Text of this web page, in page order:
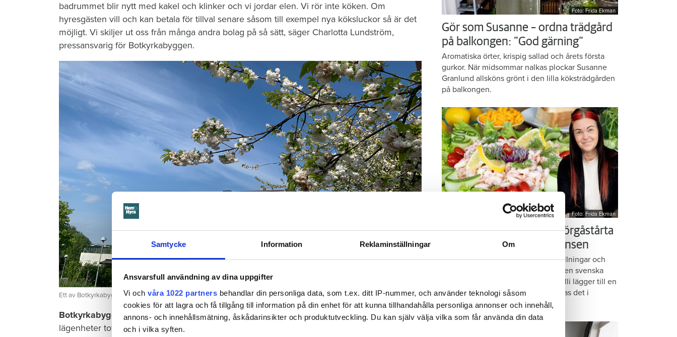
Samtycke Information Reklaminställningar Om
Ansvarsfull användning av dina uppgifter
Vi och våra 1022 partners behandlar din personliga data, som t.ex. ditt IP-nummer, och använder teknologi såsom
cookies för att lagra och få tillgång till information på din enhet för att kunna tillhandahålla personliga annonser och innehåll,
annons- och innehållsmätning, åskådarinsikter och produktutveckling. Du kan själv välja vilka som får använda din data
och i vilka syften.
badrummet blir nytt med kakel och klinker och vi jordar elen. Vi rör inte köken. Om
hyresgästen vill och kan betala för tillval senare såsom till exempel nya köksluckor så är det
möjligt. Vi skiljer ut oss från många andra bolag på så sätt, säger Charlotta Lundström,
pressansvarig för Botkyrkabyggen.
Ett av Botkyrkabyggens hus i Fittja.
Botkyrkabyggen har idagsläget cirka 10 800 lägenheter i beståndet. Av dem är 99
lägenheter totalrenoverade där gamla kök ersatts med nya. Men det var innan den nya
Foto: Frida Ekman
Gör som Susanne – ordna trädgård
på balkongen: ”God gärning”
Aromatiska örter, krispig sallad och årets första
gurkor. När midsommar nalkas plockar Susanne
Granlund allsköns grönt i den lilla köksträdgården
på balkongen.
Foto: Frida Ekman
Messi älskar Victorias smörgåstårta
– trots den galna ingrediensen
Formbrödsskivor i rader, krämiga fyllningar och
krispiga grönsaker. Det är basen i den svenska
klassikern smörgåstårta. Victoria Lalli lägger till en
specialingrediens – och ändå vattnas det i
munnen på självaste Messi.